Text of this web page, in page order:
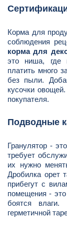
Корма для
соблюдения
корма для
это ниша, где
платить много
без пыли.
кусочки
покупателя.
Подводные
Гранулятор -
требует
их нужно
Дробилка орет
прибегут с
помещения -
боятся
герметичной